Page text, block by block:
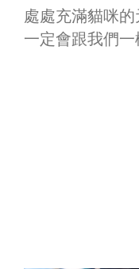
處處充滿貓咪
一定會跟我們一